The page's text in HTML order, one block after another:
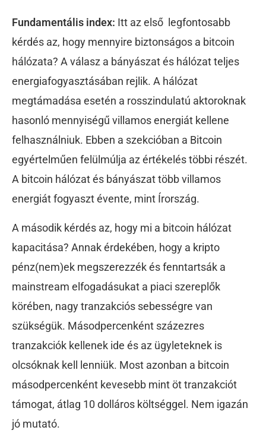
Fundamentális index: Itt az első legfontosabb
kérdés az, hogy mennyire biztonságos a bitcoin
hálózata? A válasz a bányászat és hálózat teljes
energiafogyasztásában rejlik. A hálózat
megtámadása esetén a rosszindulatú aktoroknak
hasonló mennyiségű villamos energiát kellene
felhasználniuk. Ebben a szekcióban a Bitcoin
egyértelműen felülmúlja az értékelés többi részét.
A bitcoin hálózat és bányászat több villamos
energiát fogyaszt évente, mint Írország.
A második kérdés az, hogy mi a bitcoin hálózat
kapacitása? Annak érdekében, hogy a kripto
pénz(nem)ek megszerezzék és fenntartsák a
mainstream elfogadásukat a piaci szereplők
körében, nagy tranzakciós sebességre van
szükségük. Másodpercenként százezres
tranzakciók kellenek ide és az ügyleteknek is
olcsóknak kell lenniük. Most azonban a bitcoin
másodpercenként kevesebb mint öt tranzakciót
támogat, átlag 10 dolláros költséggel. Nem igazán
jó mutató.